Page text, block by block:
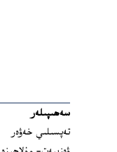
سەھىپىلەر
تەپسىلىي خەۋەر